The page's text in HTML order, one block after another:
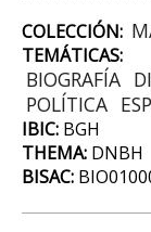
COLECCIÓN:
TEMÁTICAS:
BIOGRAFÍA
POLÍTICA
IBIC: BGH
THEMA: DNBH
BISAC: